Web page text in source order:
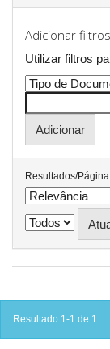
Adicionar
Utilizar filtros
Resultados/Página
Resultado 1-1 de 1.